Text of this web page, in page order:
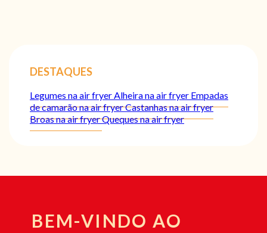
DESTAQUES
Legumes na air fryerAlheira na air fryer Empadas
de camarão na air fryerCastanhas na air fryer
Broas na air fryerQueques na air fryer
BEM-VINDO AO